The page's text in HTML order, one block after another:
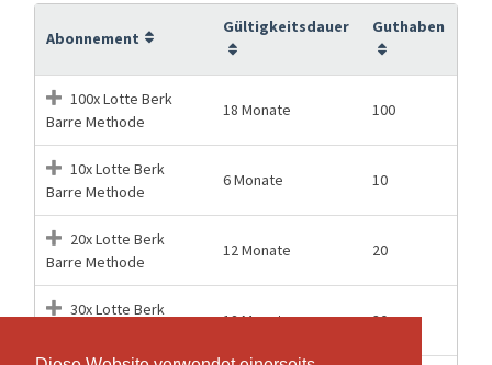
Abonnement
Gültigkeitsdauer Guthaben
100x Lotte Berk
Barre Methode
18 Monate 100
10x Lotte Berk
Barre Methode
6 Monate 10
20x Lotte Berk
Barre Methode
12 Monate 20
30x Lotte Berk
12 Monate 30